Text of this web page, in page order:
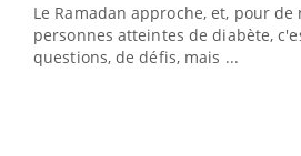
Le Ramadan approche, et, pour de
personnes atteintes de diabète,
questions, de défis, mais ...